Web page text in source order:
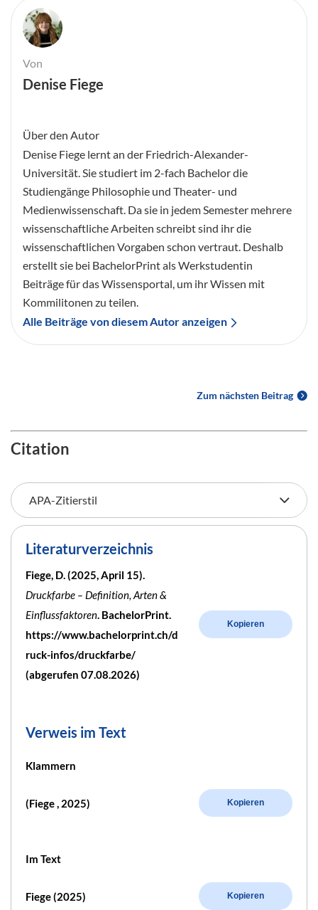
Von
Denise Fiege
Über den Autor
Denise Fiege lernt an der Friedrich-Alexander-
Universität. Sie studiert im 2-fach Bachelor die
Studiengänge Philosophie und Theater- und
Medienwissenschaft. Da sie in jedem Semester mehrere
wissenschaftliche Arbeiten schreibt sind ihr die
wissenschaftlichen Vorgaben schon vertraut. Deshalb
erstellt sie bei BachelorPrint als Werkstudentin
Beiträge für das Wissensportal, um ihr Wissen mit
Kommilitonen zu teilen.
Alle Beiträge von diesem Autor anzeigen
Zum nächsten Beitrag
Citation
Literaturverzeichnis
Fiege, D. (2025, April 15).
Druckfarbe – Definition, Arten &
Einflussfaktoren. BachelorPrint.
https://www.bachelorprint.ch/d
ruck-infos/druckfarbe/
(abgerufen 07.08.2026)
Kopieren
Verweis im Text
Klammern
(Fiege , 2025) Kopieren
Im Text
Fiege (2025) Kopieren